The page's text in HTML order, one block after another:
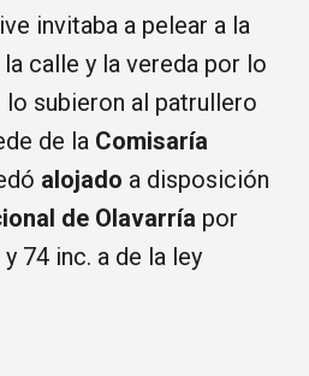
invitaba a pelear a la
calle y la vereda por lo
lo subieron al patrullero
de la Comisaría
alojado a disposición
de Olavarría por
74 inc. a de la ley